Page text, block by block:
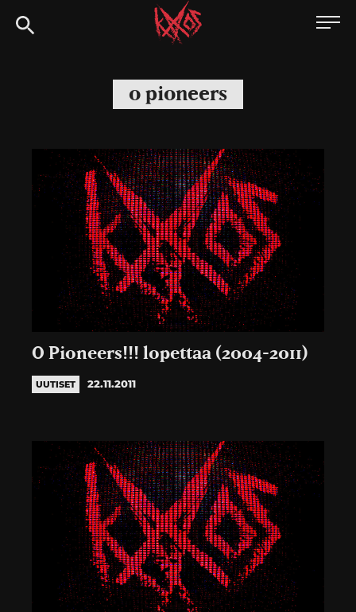
Siirry
suoraan
Kaaoszine
o pioneers
O Pioneers!!! lopettaa (2004-2011)
UUTISET 22.11.2011